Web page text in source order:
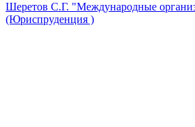
Шеретов С.Г. "Международные
(Юриспруденция )